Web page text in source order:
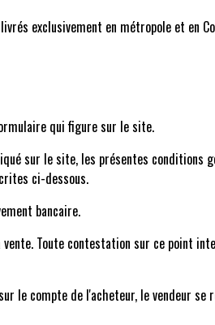
exclusivement en métropole et en
qui figure sur le site.
sur le site, les présentes conditions
ci-dessous.
bancaire.
Toute contestation sur ce point
le compte de l'acheteur, le vendeur